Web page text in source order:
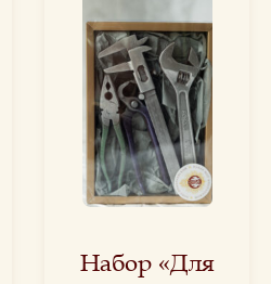
Набор «Для